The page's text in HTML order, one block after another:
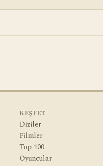
KEŞFET
Diziler
Filmler
Top 100
Oyuncular